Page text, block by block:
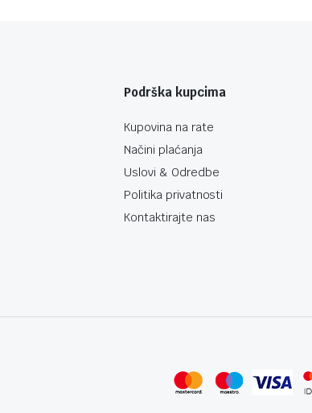
Podrška kupcima
Kupovina na rate
Načini plaćanja
Uslovi & Odredbe
Politika privatnosti
Kontaktirajte nas